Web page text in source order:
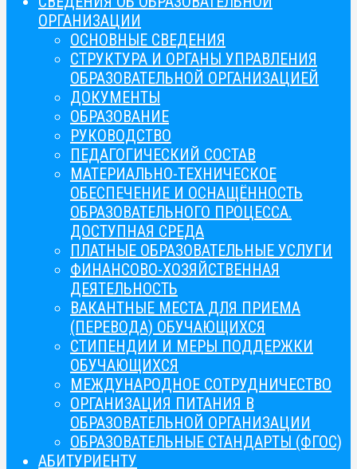
ОРГАНИЗАЦИИ
ОСНОВНЫЕ СВЕДЕНИЯ
СТРУКТУРА И ОРГАНЫ УПРАВЛЕНИЯ
ОБРАЗОВАТЕЛЬНОЙ ОРГАНИЗАЦИЕЙ
ДОКУМЕНТЫ
ОБРАЗОВАНИЕ
РУКОВОДСТВО
ПЕДАГОГИЧЕСКИЙ СОСТАВ
МАТЕРИАЛЬНО-ТЕХНИЧЕСКОЕ
ОБЕСПЕЧЕНИЕ И ОСНАЩЁННОСТЬ
ОБРАЗОВАТЕЛЬНОГО ПРОЦЕССА.
ДОСТУПНАЯ СРЕДА
ПЛАТНЫЕ ОБРАЗОВАТЕЛЬНЫЕ УСЛУГИ
ФИНАНСОВО-ХОЗЯЙСТВЕННАЯ
ДЕЯТЕЛЬНОСТЬ
ВАКАНТНЫЕ МЕСТА ДЛЯ ПРИЕМА
(ПЕРЕВОДА) ОБУЧАЮЩИХСЯ
СТИПЕНДИИ И МЕРЫ ПОДДЕРЖКИ
ОБУЧАЮЩИХСЯ
МЕЖДУНАРОДНОЕ СОТРУДНИЧЕСТВО
ОРГАНИЗАЦИЯ ПИТАНИЯ В
ОБРАЗОВАТЕЛЬНОЙ ОРГАНИЗАЦИИ
ОБРАЗОВАТЕЛЬНЫЕ СТАНДАРТЫ (ФГОС)
АБИТУРИЕНТУ